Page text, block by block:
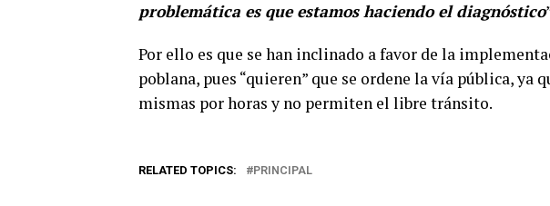
problemática es que estamos haciendo el diagnóstico
Por ello es que se han inclinado a favor de la
poblana, pues “quieren” que se ordene la vía pública, ya
mismas por horas y no permiten el libre tránsito.
RELATED TOPICS: PRINCIPAL